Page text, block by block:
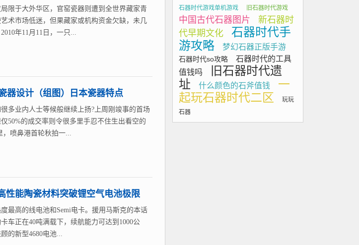
限于大外华区，官窑瓷器则遭到全世界藏家青
术市场低迷，但果藏家或机构资金欠缺，未几
年11月11日，一只...
器设计（组图）日本瓷器特点
多业内人士等候般继续上扬?上周刚竣事的首场
50%的成交率则令很多里手忍不住生出看空的
喷鼻港首轮秋拍一...
性能陶瓷材料突破锂空气电池极限
最高的线电池和Semi电卡。援用马斯克的本话
车正在40吨满载下，续航能力可达到1000公
的新型4680电池...
石器时代游戏单机游戏 旧石器时代游戏
中国古代石器图片
新石器时
代早期文化
石器时代手
游攻略
梦幻石器正版手游
石器时代so攻略
石器时代的工具
值钱吗
旧石器时代遗
址
什么颜色的石斧值钱
一
起玩石器时代二区
玩玩
石器